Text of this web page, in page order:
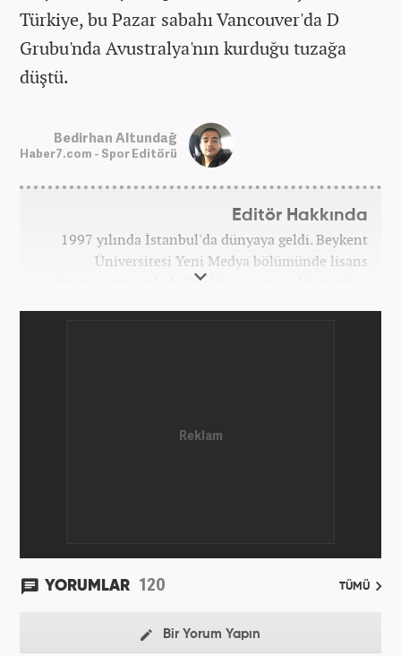
Türkiye, bu Pazar sabahı Vancouver'da D
Grubu'nda Avustralya'nın kurduğu tuzağa
düştü.
Bedirhan Altundağ
Haber7.com - Spor Editörü
Editör Hakkında
1997 yılında İstanbul'da dünyaya geldi. Beykent
Üniversitesi Yeni Medya bölümünde lisans
eğitimini tamamladı. Okuldan mezun olduğundan
YORUMLAR 120 TÜMÜ
Bir Yorum Yapın